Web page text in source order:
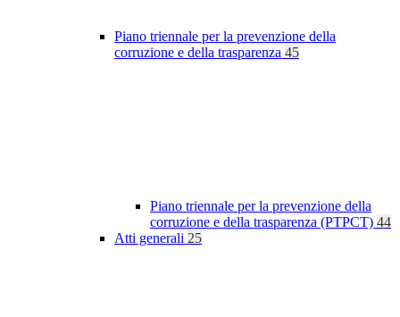
Piano triennale per la prevenzione della
corruzione e della trasparenza 45
Piano triennale per la prevenzione della
corruzione e della trasparenza (PTPCT) 44
Atti generali 25